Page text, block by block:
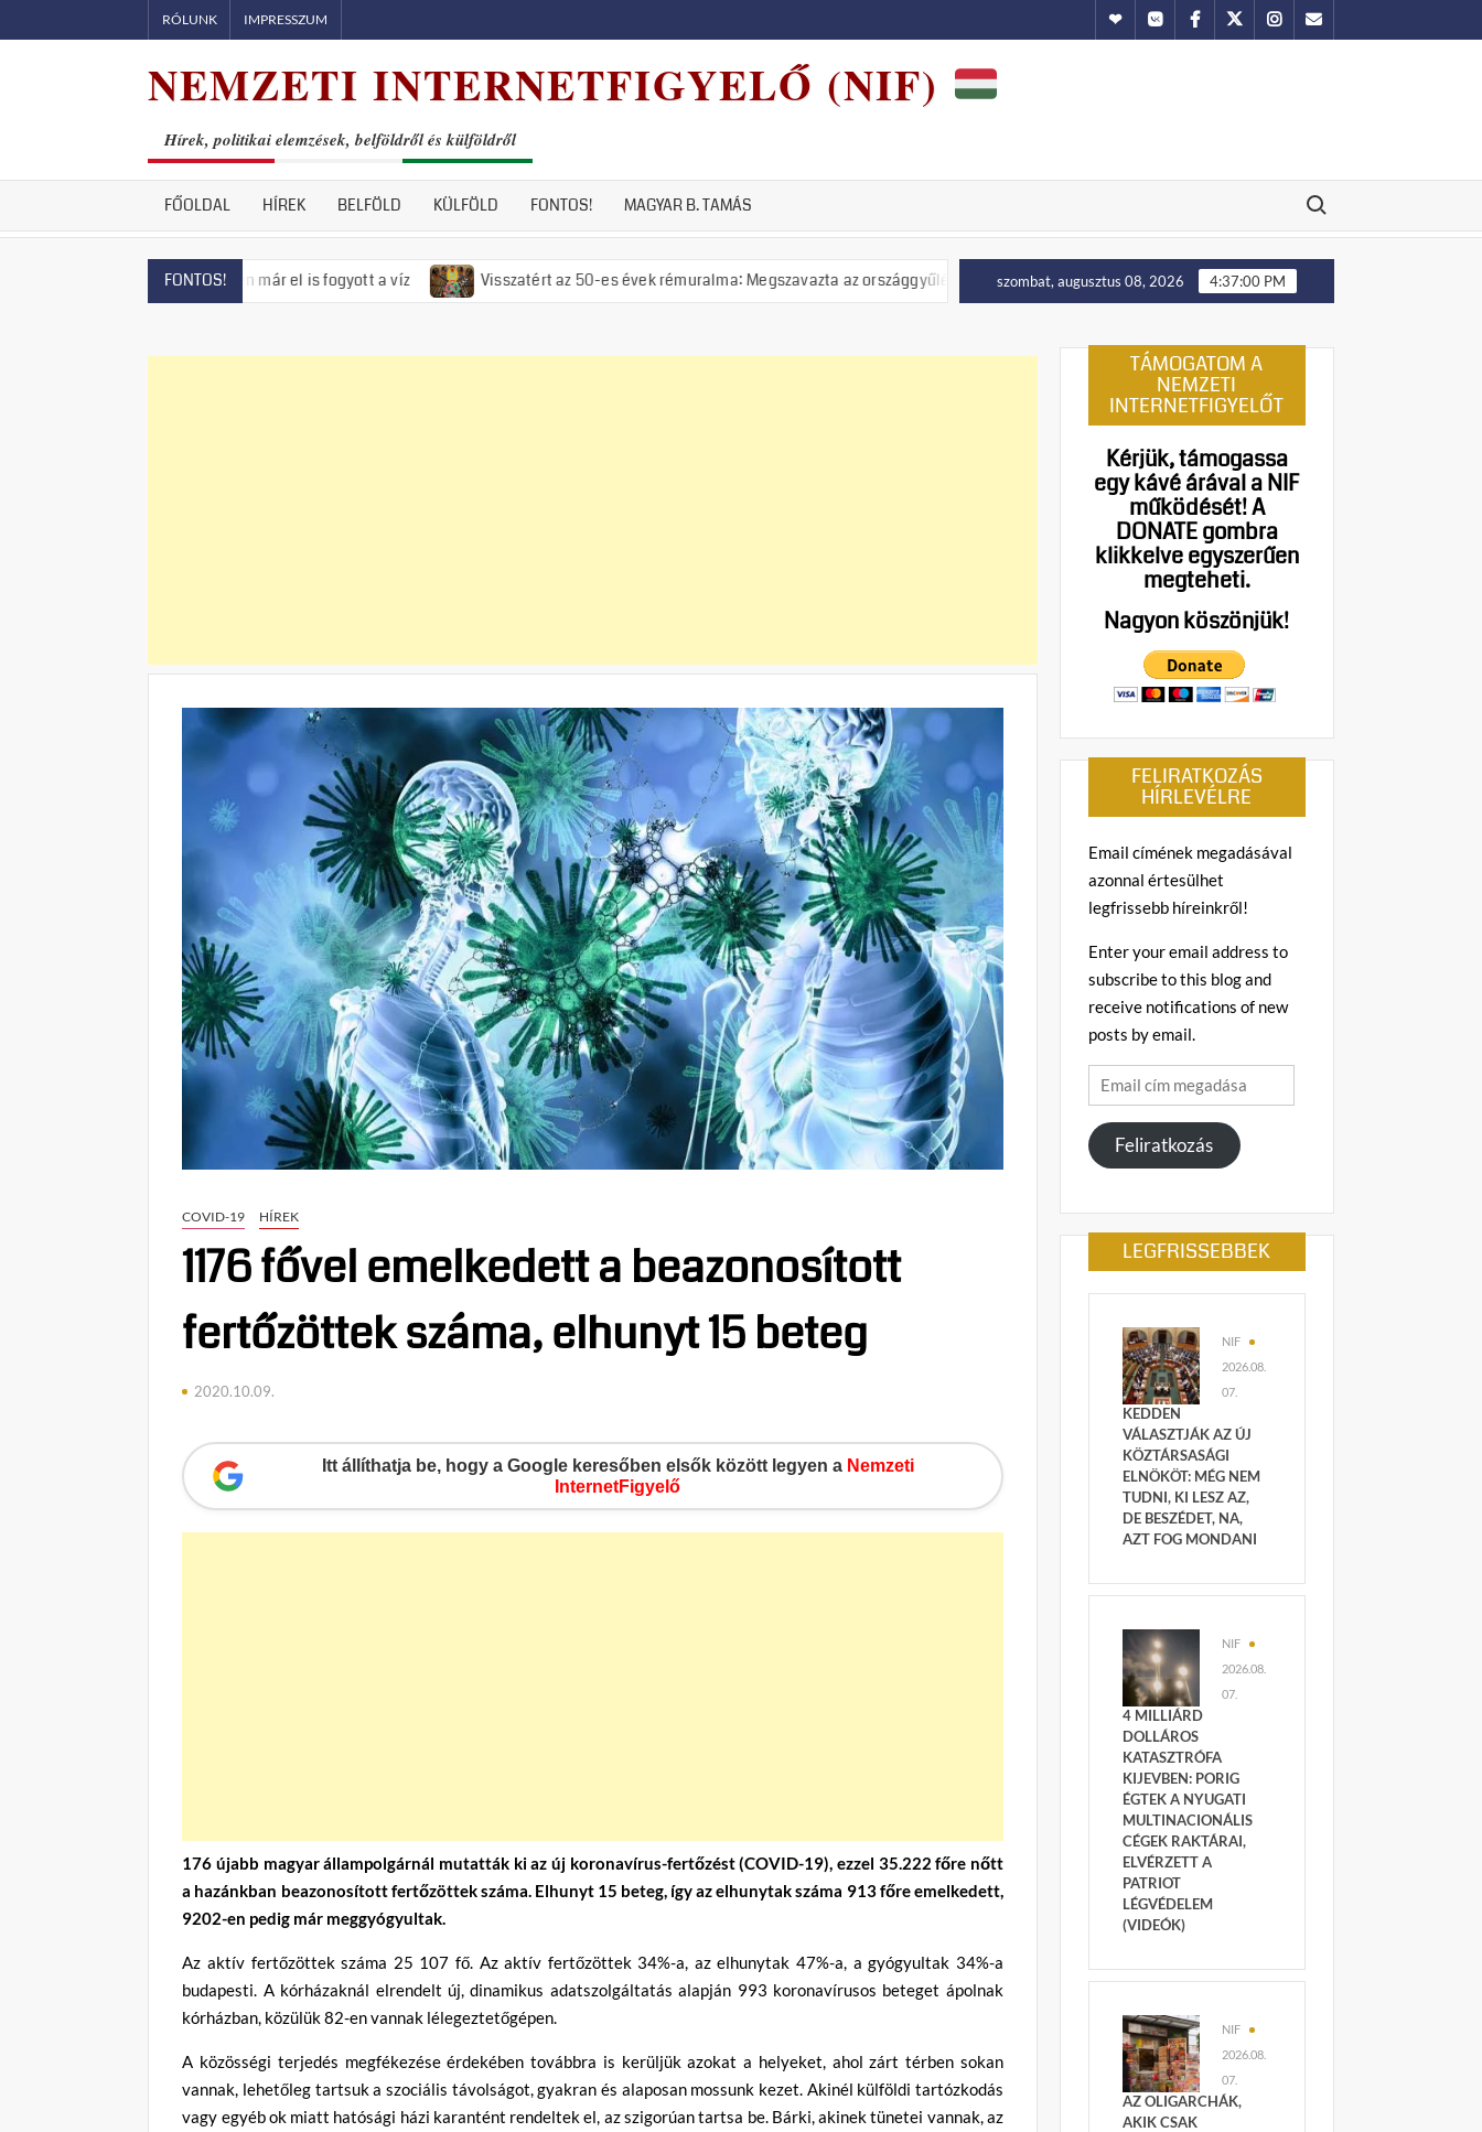
to
RÓLUNK IMPRESSZUM HundubVkontakte
Facebook
TwitterInstagram
Email
NEMZETI INTERNETFIGYELŐ (NIF)
Hírek, politikai elemzések, belföldről és külföldről
FŐOLDAL HÍREK BELFÖLD KÜLFÖLD FONTOS! MAGYAR B. TAMÁS
Search for:
FONTOS!
Szentendrén már el is fogyott a víz Visszatért az 50-es évek rémuralma: Megszavazta az országgyűlés a tiszás ÁVH felállítását! Putyin: Ukrajna nyugati területei előbb-utóbb
szombat, augusztus 08, 2026 4:37:01 PM
COVID-19 HÍREK
1176 fővel emelkedett a beazonosított
fertőzöttek száma, elhunyt 15 beteg
2020.10.09.
Itt állíthatja be, hogy a Google keresőben elsők között legyen a Nemzeti
InternetFigyelő
176 újabb magyar állampolgárnál mutatták ki az új koronavírus-fertőzést (COVID-19), ezzel 35.222 főre nőtt
a hazánkban beazonosított fertőzöttek száma. Elhunyt 15 beteg, így az elhunytak száma 913 főre emelkedett,
9202-en pedig már meggyógyultak.
Az aktív fertőzöttek száma 25 107 fő. Az aktív fertőzöttek 34%-a, az elhunytak 47%-a, a gyógyultak 34%-a
budapesti. A kórházaknál elrendelt új, dinamikus adatszolgáltatás alapján 993 koronavírusos beteget ápolnak
kórházban, közülük 82-en vannak lélegeztetőgépen.
A közösségi terjedés megfékezése érdekében továbbra is kerüljük azokat a helyeket, ahol zárt térben sokan
vannak, lehetőleg tartsuk a szociális távolságot, gyakran és alaposan mossunk kezet. Akinél külföldi tartózkodás
vagy egyéb ok miatt hatósági házi karantént rendeltek el, az szigorúan tartsa be. Bárki, akinek tünetei vannak, az
TÁMOGATOM A
NEMZETI
INTERNETFIGYELŐT
Kérjük, támogassa
egy kávé árával a NIF
működését!A
DONATE gombra
klikkelve egyszerűen
megteheti.
Nagyon köszönjük!
FELIRATKOZÁS
HÍRLEVÉLRE
Email címének megadásával
azonnal értesülhet
legfrissebb híreinkről!
Enter your email address to
subscribe to this blog and
receive notifications of new
posts by email.
Email
cím
megadása
Feliratkozás
LEGFRISSEBBEK
NIF
2026.08.
07.
KEDDEN
VÁLASZTJÁK AZ ÚJ
KÖZTÁRSASÁGI
ELNÖKÖT: MÉG NEM
TUDNI, KI LESZ AZ,
DE BESZÉDET, NA,
AZT FOG MONDANI
NIF
2026.08.
07.
4 MILLIÁRD
DOLLÁROS
KATASZTRÓFA
KIJEVBEN: PORIG
ÉGTEK A NYUGATI
MULTINACIONÁLIS
CÉGEK RAKTÁRAI,
ELVÉRZETT A
PATRIOT
LÉGVÉDELEM
(VIDEÓK)
NIF
2026.08.
07.
AZ OLIGARCHÁK,
AKIK CSAK